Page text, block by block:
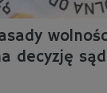
decyzję